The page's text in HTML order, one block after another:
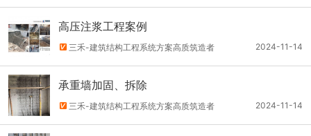
高压注浆工程案例
2024-11-14
三禾-建筑结构工程系统方案高质筑造者
承重墙加固、拆除
2024-11-14
三禾-建筑结构工程系统方案高质筑造者